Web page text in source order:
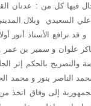
14583 التي يحال فيها كل
” ، و قد ترافع الأستاذ
علوان و سمير بن
الناصر بنور و محمد
إلى وفاق اتخذ